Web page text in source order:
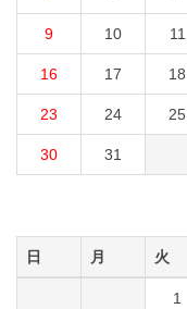
9 10 11
16 17 18
23 24 25
30 31
日 月 火
1